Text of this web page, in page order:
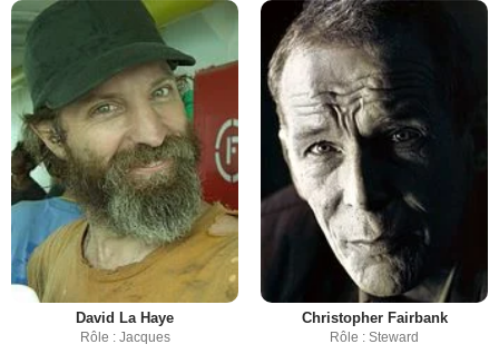
David La Haye
Rôle : Jacques
Christopher Fairbank
Rôle : Steward